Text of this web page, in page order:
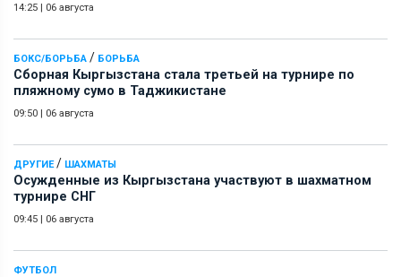
14:25 | 06 августа
БОКС/БОРЬБА / БОРЬБА
Сборная Кыргызстана стала третьей на турнире по
пляжному сумо в Таджикистане
09:50 | 06 августа
ДРУГИЕ/ ШАХМАТЫ
Осужденные из Кыргызстана участвуют в шахматном
турнире СНГ
09:45 | 06 августа
ФУТБОЛ